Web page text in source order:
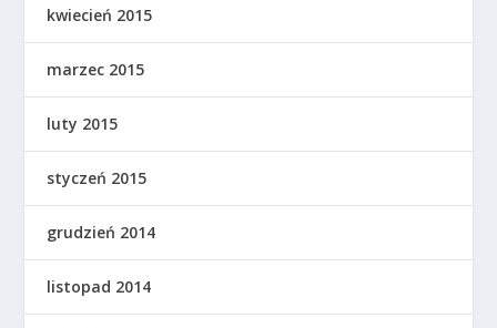
kwiecień 2015
marzec 2015
luty 2015
styczeń 2015
grudzień 2014
listopad 2014